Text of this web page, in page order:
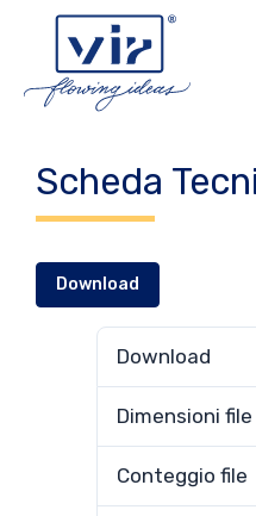
contenuto
Scheda
Download
Download
Dimensioni file
Conteggio file